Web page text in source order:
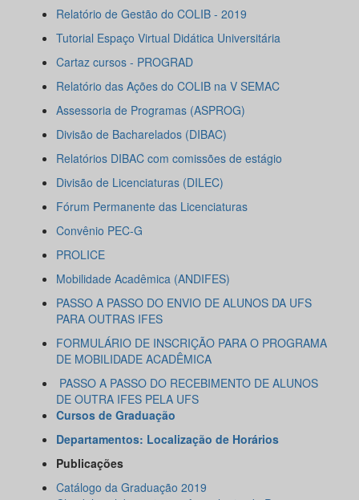
Relatório de Gestão do COLIB - 2019
Tutorial Espaço Virtual Didática Universitária
Cartaz cursos - PROGRAD
Relatório das Ações do COLIB na V SEMAC
Assessoria de Programas (ASPROG)
Divisão de Bacharelados (DIBAC)
Relatórios DIBAC com comissões de estágio
Divisão de Licenciaturas (DILEC)
Fórum Permanente das Licenciaturas
Convênio PEC-G
PROLICE
Mobilidade Acadêmica (ANDIFES)
PASSO A PASSO DO ENVIO DE ALUNOS DA UFS
PARA OUTRAS IFES
FORMULÁRIO DE INSCRIÇÃO PARA O PROGRAMA
DE MOBILIDADE ACADÊMICA
PASSO A PASSO DO RECEBIMENTO DE ALUNOS
DE OUTRA IFES PELA UFS
Cursos de Graduação
Departamentos: Localização de Horários
Publicações
Catálogo da Graduação 2019